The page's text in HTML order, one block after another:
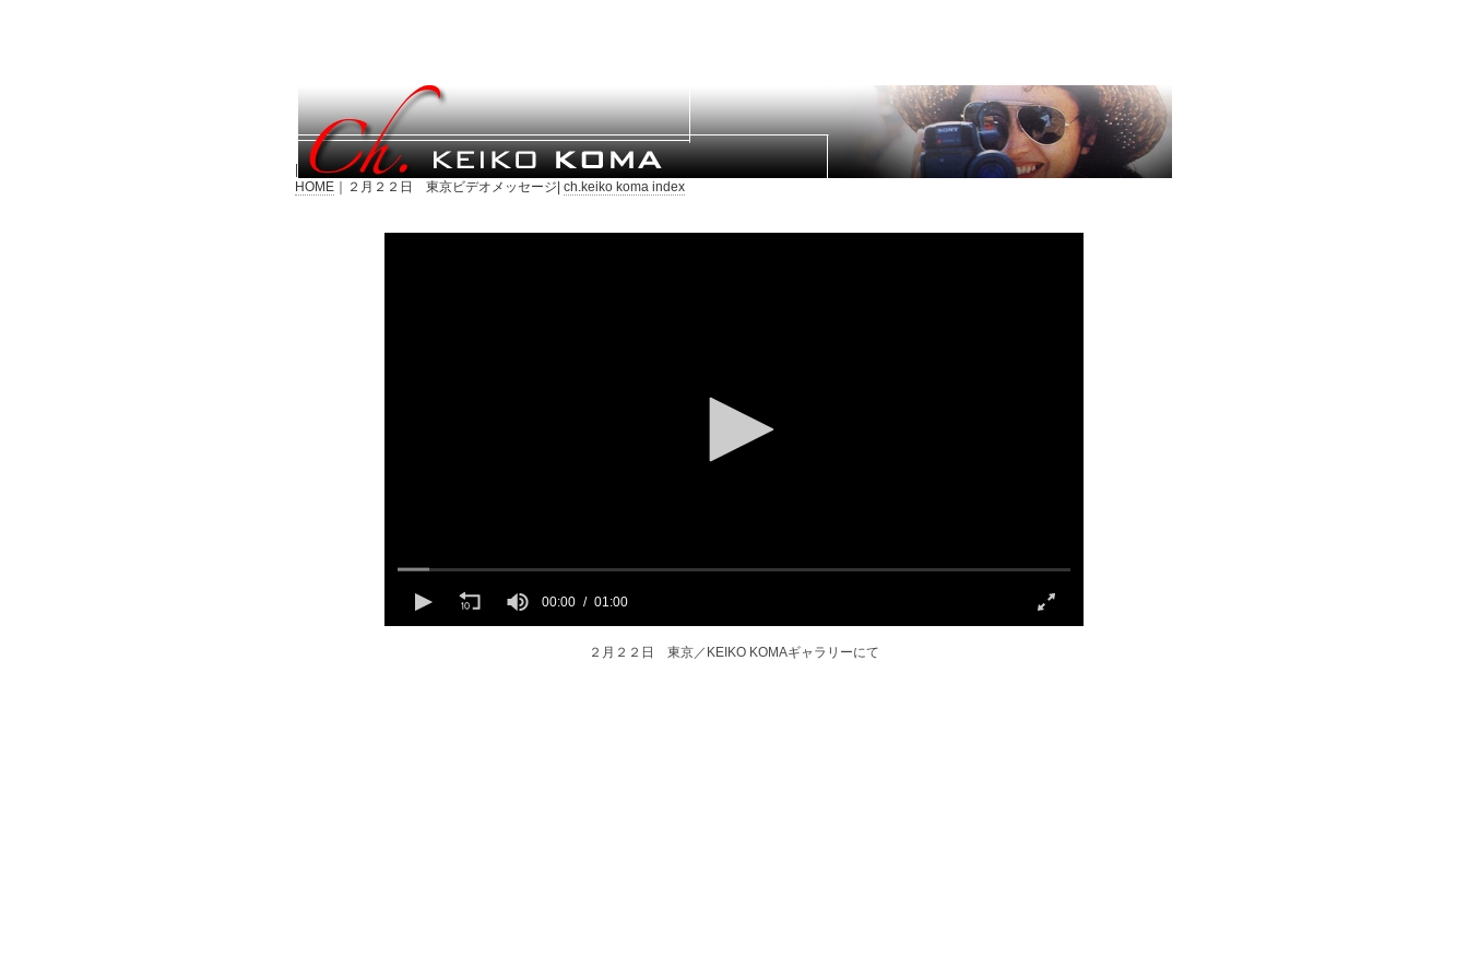
HOME｜２月２２日 東京ビデオメッセージ| ch.keiko koma index
00:00 01:00
２月２２日 東京／KEIKO KOMAギャラリーにて